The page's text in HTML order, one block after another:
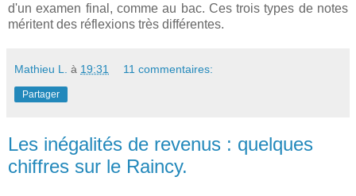
d'un examen final, comme au bac. Ces trois types de notes
méritent des réflexions très différentes.
Mathieu L. à 19:31 11 commentaires:
Partager
Les inégalités de revenus : quelques
chiffres sur le Raincy.